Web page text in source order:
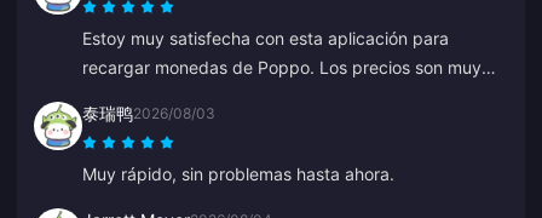
Estoy muy satisfecha con esta aplicación para
recargar monedas de Poppo. Los precios son muy
compra. Se la recomiendo mucho a todos, gracias.
泰瑞鸭2026/08/03
Muy rápido, sin problemas hasta ahora.